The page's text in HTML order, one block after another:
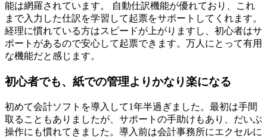
能は網羅されています。 自動仕訳機能が優れており、これ
まで入力した仕訳を学習して起票をサポートしてくれます。
経理に慣れている方はスピードが上がりますし、初心者はサ
ポートがあるので安心して起票できます。万人にとって有用
な機能だと感じます。
初心者でも、紙での管理よりかなり楽になる
初めて会計ソフトを導入して1年半過ぎました。最初は手間
取ることもありましたが、サポートの手助けもあり、だいぶ
操作にも慣れてきました。導入前は会計事務所にエクセルに